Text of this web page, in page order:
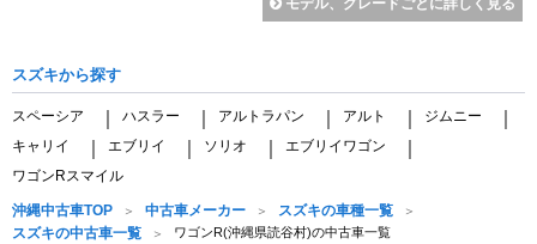
モデル、グレードごとに詳しく見る
スズキから探す
スペーシア ハスラー アルトラパン アルト ジムニー
キャリイ エブリイ ソリオ エブリイワゴン
ワゴンRスマイル
沖縄中古車TOP 中古車メーカー
スズキの車種一覧
スズキの中古車一覧
ワゴンR(沖縄県読谷村)の中古車一覧